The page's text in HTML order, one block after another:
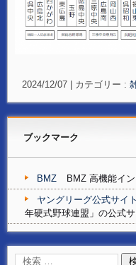
2024/12/07 カテゴリー :
ブックマーク
BMZ
BMZ 高機能イ
ヤングリーグ公式サイト
年硬式野球連盟」の公式